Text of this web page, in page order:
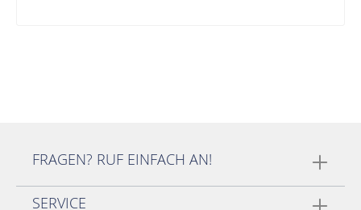
FRAGEN? RUF EINFACH AN!
SERVICE